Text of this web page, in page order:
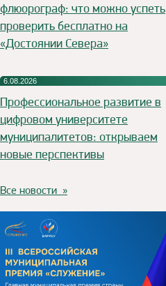
флюорограф: что можно успеть
проверить бесплатно на
«Достоянии Севера»
6.08.2026
Профессиональное развитие в
цифровом университете
муниципалитетов: открываем
новые перспективы
Все новости »